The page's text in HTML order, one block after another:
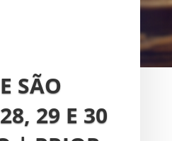
SÃO
29 E 30